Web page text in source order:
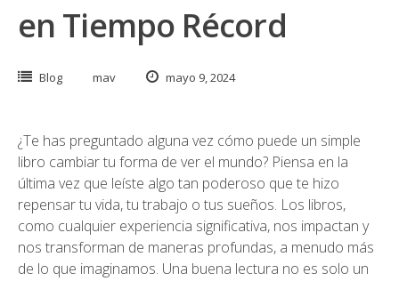
en Tiempo Récord
Blog mav mayo 9, 2024
¿Te has preguntado alguna vez cómo puede un simple
libro cambiar tu forma de ver el mundo? Piensa en la
última vez que leíste algo tan poderoso que te hizo
repensar tu vida, tu trabajo o tus sueños. Los libros,
como cualquier experiencia significativa, nos impactan y
nos transforman de maneras profundas, a menudo más
de lo que imaginamos. Una buena lectura no es solo un